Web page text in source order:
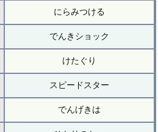
にらみつける
でんきショック
けたぐり
スピードスター
でんげきは